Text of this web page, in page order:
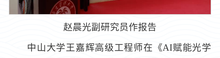
赵晨光副研究员作报告
中山大学王嘉辉高级工程师在《AI赋能光学